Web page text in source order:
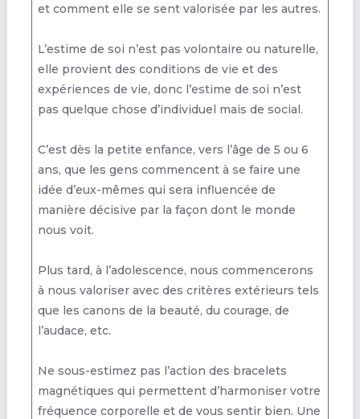
et comment elle se sent valorisée par les autres.
L’estime de soi n’est pas volontaire ou naturelle,
elle provient des conditions de vie et des
expériences de vie, donc l’estime de soi n’est
pas quelque chose d’individuel mais de social.
C’est dès la petite enfance, vers l’âge de 5 ou 6
ans, que les gens commencent à se faire une
idée d’eux-mêmes qui sera influencée de
manière décisive par la façon dont le monde
nous voit.
Plus tard, à l’adolescence, nous commencerons
à nous valoriser avec des critères extérieurs tels
que les canons de la beauté, du courage, de
l’audace, etc.
Ne sous-estimez pas l’action des bracelets
magnétiques qui permettent d’harmoniser votre
fréquence corporelle et de vous sentir bien. Une